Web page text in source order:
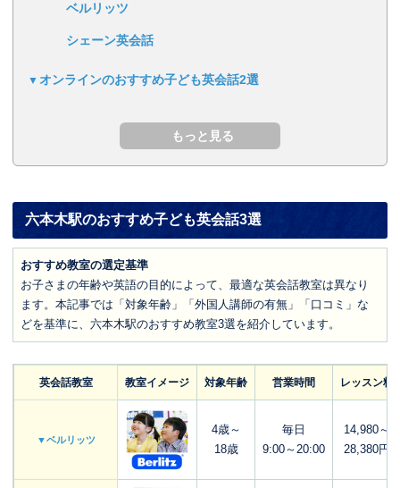
ベルリッツ
シェーン英会話
オンラインのおすすめ子ども英会話2選
六本木駅のおすすめ子ども英会話3選
おすすめ教室の選定基準
お子さまの年齢や英語の目的によって、最適な英会話教室は異なり
ます。本記事では「対象年齢」「外国人講師の有無」「口コミ」な
どを基準に、六本木駅のおすすめ教室3選を紹介しています。
英会話教室 教室イメージ 対象年齢 営業時間 レッスン料
▼ベルリッツ
4歳～
18歳
毎日
9:00～20:00
14,980～
28,380円